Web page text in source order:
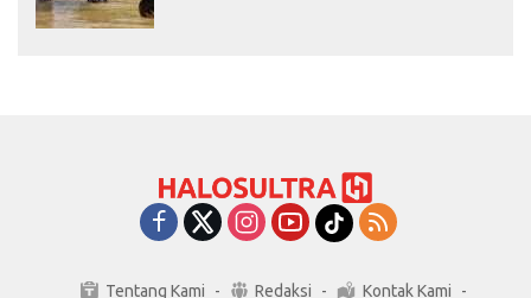
Tentang Kami Redaksi Kontak Kami